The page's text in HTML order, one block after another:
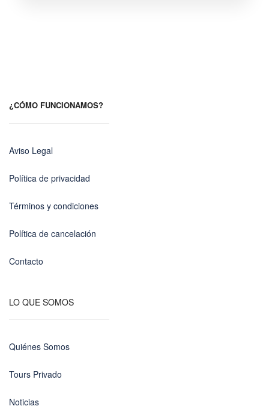
¿CÓMO FUNCIONAMOS?
Aviso Legal
Política de privacidad
Términos y condiciones
Política de cancelación
Contacto
LO QUE SOMOS
Quiénes Somos
Tours Privado
Noticias